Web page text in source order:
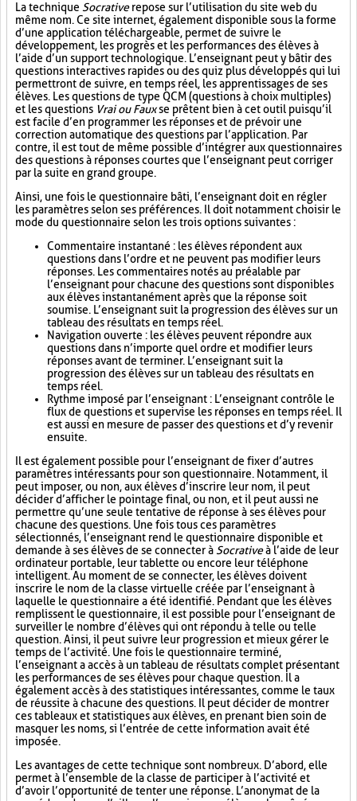
La technique Socrativerepose sur l’utilisation du site web du
même nom. Ce site internet, également disponible sous la forme
d’une application téléchargeable, permet de suivre le
développement, les progrès et les performances des élèves à
l’aide d’un support technologique. L’enseignant peut y bâtir des
questions interactives rapides ou des quiz plus développés qui lui
permettront de suivre, en temps réel, les apprentissages de ses
élèves. Les questions de type QCM (questions à choix multiples)
et les questions Vrai ou Fauxse prêtent bien à cet outil puisqu’il
est facile d’en programmer les réponses et de prévoir une
correction automatique des questions par l’application. Par
contre, il est tout de même possible d’intégrer aux questionnaires
des questions à réponses courtes que l’enseignant peut corriger
par la suite en grand groupe.
Ainsi, une fois le questionnaire bâti, l’enseignant doit en régler
les paramètres selon ses préférences. Il doit notamment choisir le
mode du questionnaire selon les trois options suivantes :
Commentaire instantané : les élèves répondent aux
questions dans l’ordre et ne peuvent pas modifier leurs
réponses. Les commentaires notés au préalable par
l’enseignant pour chacune des questions sont disponibles
aux élèves instantanément après que la réponse soit
soumise. L’enseignant suit la progression des élèves sur un
tableau des résultats en temps réel.
Navigation ouverte : les élèves peuvent répondre aux
questions dans n’importe quel ordre et modifier leurs
réponses avant de terminer. L’enseignant suit la
progression des élèves sur un tableau des résultats en
temps réel.
Rythme imposé par l’enseignant : L’enseignant contrôle le
flux de questions et supervise les réponses en temps réel. Il
est aussi en mesure de passer des questions et d’y revenir
ensuite.
Il est également possible pour l’enseignant de fixer d’autres
paramètres intéressants pour son questionnaire. Notamment, il
peut imposer, ou non, aux élèves d’inscrire leur nom, il peut
décider d’afficher le pointage final, ou non, et il peut aussi ne
permettre qu’une seule tentative de réponse à ses élèves pour
chacune des questions. Une fois tous ces paramètres
sélectionnés, l’enseignant rend le questionnaire disponible et
demande à ses élèves de se connecter à Socrativeà l’aide de leur
ordinateur portable, leur tablette ou encore leur téléphone
intelligent. Au moment de se connecter, les élèves doivent
inscrire le nom de la classe virtuelle créée par l’enseignant à
laquelle le questionnaire a été identifié. Pendant que les élèves
remplissent le questionnaire, il est possible pour l’enseignant de
surveiller le nombre d’élèves qui ont répondu à telle ou telle
question. Ainsi, il peut suivre leur progression et mieux gérer le
temps de l’activité. Une fois le questionnaire terminé,
l’enseignant a accès à un tableau de résultats complet présentant
les performances de ses élèves pour chaque question. Il a
également accès à des statistiques intéressantes, comme le taux
de réussite à chacune des questions. Il peut décider de montrer
ces tableaux et statistiques aux élèves, en prenant bien soin de
masquer les noms, si l’entrée de cette information avait été
imposée.
Les avantages de cette technique sont nombreux. D’abord, elle
permet à l’ensemble de la classe de participer à l’activité et
d’avoir l’opportunité de tenter une réponse. L’anonymat de la